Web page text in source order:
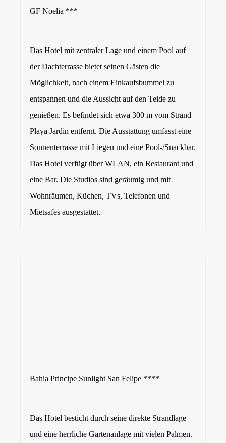
GF Noelia ***
Das Hotel mit zentraler Lage und einem Pool auf
der Dachterrasse bietet seinen Gästen die
Möglichkeit, nach einem Einkaufsbummel zu
entspannen und die Aussicht auf den Teide zu
genießen. Es befindet sich etwa 300 m vom Strand
Playa Jardin entfernt. Die Ausstattung umfasst eine
Sonnenterrasse mit Liegen und eine Pool-/Snackbar.
Das Hotel verfügt über WLAN, ein Restaurant und
eine Bar. Die Studios sind geräumig und mit
Wohnräumen, Küchen, TVs, Telefonen und
Mietsafes ausgestattet.
Bahia Principe Sunlight San Felipe ****
Das Hotel besticht durch seine direkte Strandlage
und eine herrliche Gartenanlage mit vielen Palmen.